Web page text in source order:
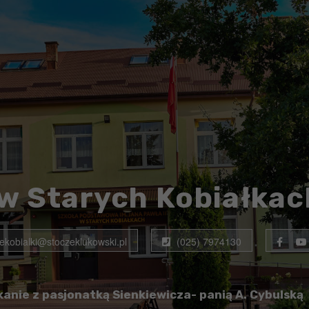
Starych
(025) 7974130
z pasjonatką Sienkiewicza- panią A. Cybulską